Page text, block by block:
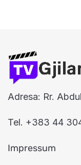
Adresa: Rr.
Tel. +383 44
Impressum